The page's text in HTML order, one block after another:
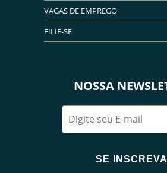
VAGAS DE EMPREGO
FILIE-SE
NOSSA